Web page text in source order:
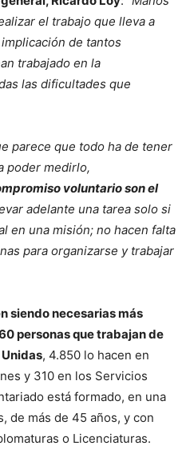
el trabajo que lleva a
de tantos
trabajado en la
las dificultades que
parece que todo ha de tener
poder medirlo,
voluntario son el
adelante una tarea solo si
en una misión; no hacen falta
para organizarse y trabajar
siendo necesarias más
personas que trabajan de
, 4.850 lo hacen en
y 310 en los Servicios
está formado, en una
de más de 45 años, y con
o Licenciaturas.